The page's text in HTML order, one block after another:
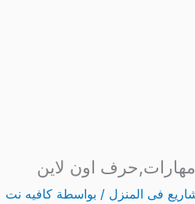
اون لاين
فى المنزل / بواسطة كافيه نت